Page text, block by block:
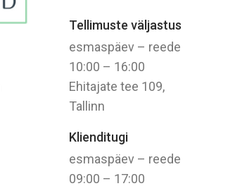
Tellimuste väljastus
esmaspäev – reede
10:00 – 16:00
Ehitajate tee 109,
Tallinn
Klienditugi
esmaspäev – reede
09:00 – 17:00